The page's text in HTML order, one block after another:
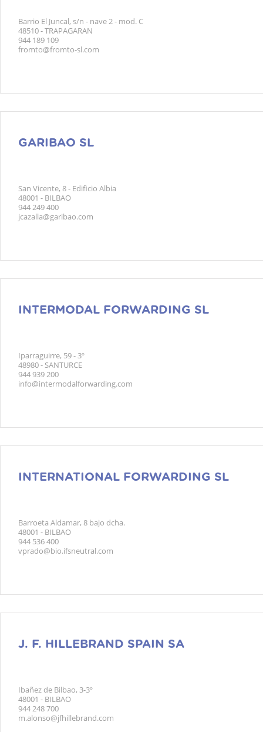
Barrio El Juncal, s/n - nave 2 - mod. C
48510 - TRAPAGARAN
944 189 109
fromto@fromto-sl.com
GARIBAO SL
San Vicente, 8 - Edificio Albia
48001 - BILBAO
944 249 400
jcazalla@garibao.com
INTERMODAL FORWARDING SL
Iparraguirre, 59 - 3º
48980 - SANTURCE
944 939 200
info@intermodalforwarding.com
INTERNATIONAL FORWARDING SL
Barroeta Aldamar, 8 bajo dcha.
48001 - BILBAO
944 536 400
vprado@bio.ifsneutral.com
J. F. HILLEBRAND SPAIN SA
Ibañez de Bilbao, 3-3º
48001 - BILBAO
944 248 700
m.alonso@jfhillebrand.com